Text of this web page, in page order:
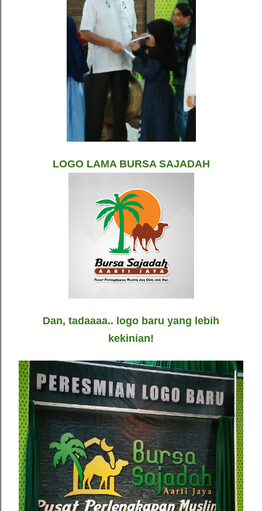
LOGO LAMA BURSA SAJADAH
Dan, tadaaaa.. logo baru yang lebih
kekinian!